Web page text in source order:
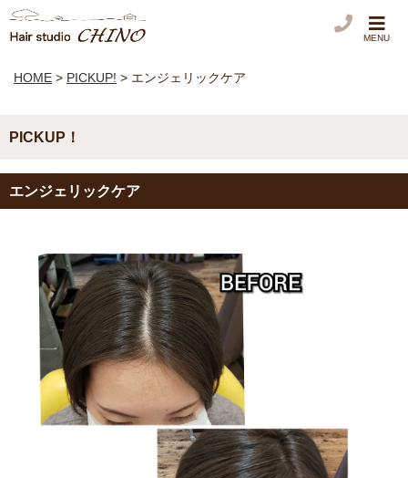
MENU
HOME > PICKUP! > エンジェリックケア
PICKUP！
エンジェリックケア